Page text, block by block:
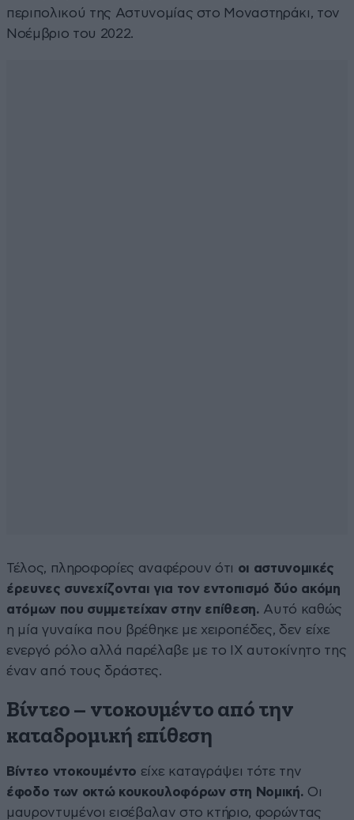
περιπολικού της Αστυνομίας στο Μοναστηράκι, τον
Νοέμβριο του 2022.
Τέλος, πληροφορίες αναφέρουν ότι οι αστυνομικές
έρευνες συνεχίζονται για τον εντοπισμό δύο ακόμη
ατόμων που συμμετείχαν στην επίθεση. Αυτό καθώς
η μία γυναίκα που βρέθηκε με χειροπέδες, δεν είχε
ενεργό ρόλο αλλά παρέλαβε με το ΙΧ αυτοκίνητο της
έναν από τους δράστες.
Βίντεο – ντοκουμέντο από την
καταδρομική επίθεση
Βίντεο ντοκουμέντο είχε καταγράψει τότε την
έφοδο των οκτώ κουκουλοφόρων στη Νομική. Οι
μαυροντυμένοι εισέβαλαν στο κτήριο, φορώντας